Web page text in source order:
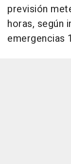
previsión
horas, según
emergencias